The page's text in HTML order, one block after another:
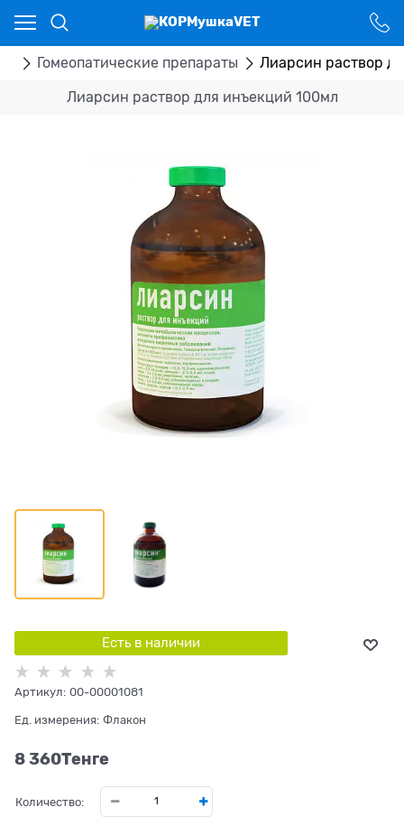
Гомеопатические препараты Лиарсин раствор
Лиарсин раствор для инъекций 100мл
Есть в наличии
Артикул: 00-00001081
Ед. измерения: Флакон
8 360Tенге
Количество:
Ваш город - Костанай,
угадали?